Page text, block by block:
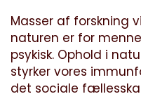
Masser af forskning
naturen er for
psykisk. Ophold i
styrker vores
det sociale